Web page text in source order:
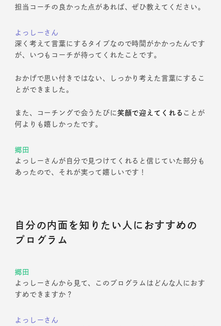
担当コーチの良かった点があれば、ぜひ教えてください。
よっしーさん
深く考えて言葉にするタイプなので時間がかかったんです
が、いつもコーチが待ってくれたことです。
おかげで思い付きではない、しっかり考えた言葉にするこ
とができました。
また、コーチングで会うたびに笑顔で迎えてくれる ことが
何よりも嬉しかったです。
郷田
よっしーさんが自分で見つけてくれると信じていた部分も
あったので、それが実って嬉しいです！
自分の内面を知りたい人におすすめの
プログラム
郷田
よっしーさんから見て、このプログラムはどんな人におす
すめできますか？
よっしーさん